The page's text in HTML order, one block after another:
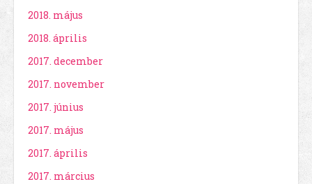
2018. május
2018. április
2017. december
2017. november
2017. június
2017. május
2017. április
2017. március